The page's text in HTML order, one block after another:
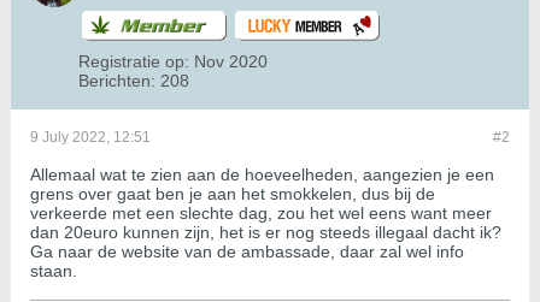
Registratie op: Nov 2020
Berichten: 208
#2
9 July 2022, 12:51
Allemaal wat te zien aan de hoeveelheden, aangezien je een
grens over gaat ben je aan het smokkelen, dus bij de
verkeerde met een slechte dag, zou het wel eens want meer
dan 20euro kunnen zijn, het is er nog steeds illegaal dacht ik?
Ga naar de website van de ambassade, daar zal wel info
staan.